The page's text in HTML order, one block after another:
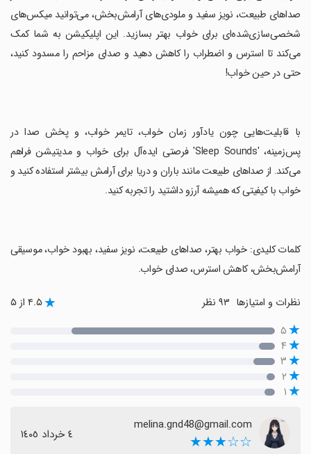
صداهای طبیعت، نویز سفید و ملودی‌های آرامش‌بخش، می‌توانید میکس‌های
شخصی‌سازی‌شده‌ای برای خواب بهتر بسازید. این اپلیکیشن به شما کمک
می‌کند تا استرس و اضطراب را کاهش دهید و صدای مزاحم را مسدود کنید،
حتی در حین خواب!
‏با قابلیت‌هایی چون یادآور زمان خواب، تایمر خواب، و پخش صدا در
پس‌زمینه، 'Sleep Sounds' فرصتی ایده‌آل برای خواب و مدیتیشن فراهم
می‌کند. از صداهای طبیعت مانند باران و دریا برای آرامش بیشتر استفاده کنید و
خواب با کیفیتی که همیشه آرزو داشتید را تجربه کنید.
‏کلمات کلیدی: خواب بهتر، صداهای طبیعت، نویز سفید، بهبود خواب، موسیقی
آرامش‌بخش، کاهش استرس، صدای خواب.
نظرات و امتیازها ۴.۵ از ۵
۵
۴
۳
۲
۱
melina.gnd48@gmail.com
☆☆★★★ ٤ خرداد ١٤٠٥